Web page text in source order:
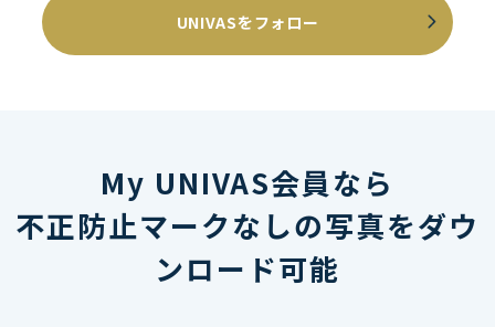
UNIVASをフォロー
My UNIVAS会員なら
不正防止マークなしの写真をダウ
ンロード可能